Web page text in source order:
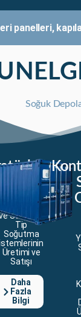
panelleri,
Soğuk
Endüstriyel
Soğuk
Standart
Tip
Soğutma
Üretimi ve
Satışı
Daha
Fazla
Bilgi